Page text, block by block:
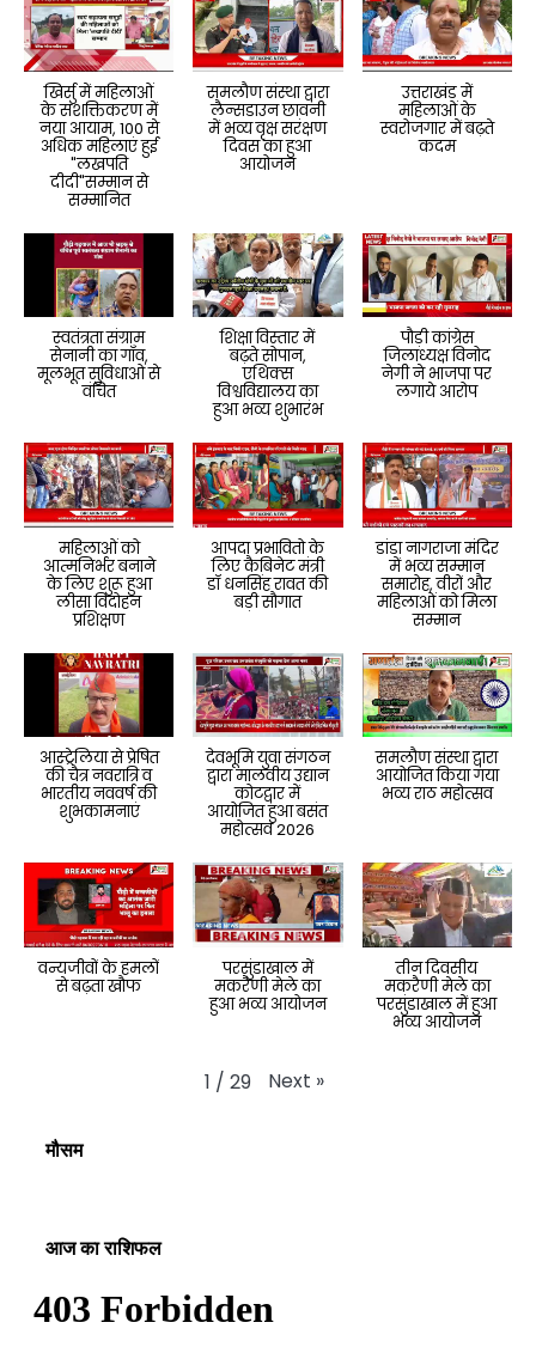
खिर्सु में महिलाओं
के सशक्तिकरण में
नया आयाम, 100 से
अधिक महिलाएं हुई
"लखपति
दीदी"सम्मान से
सम्मानित
समलौण संस्था द्वारा
लैन्सडाउन छावनी
में भव्य वृक्ष सरंक्षण
दिवस का हुआ
आयोजन
उत्तराखंड में
महिलाओं के
स्वरोजगार में बढ़ते
कदम
स्वतंत्रता संग्राम
सेनानी का गाँव,
मूलभूत सुविधाओं से
वंचित
शिक्षा विस्तार में
बढ़ते सोपान,
एथिक्स
विश्वविद्यालय का
हुआ भव्य शुभारंभ
पौड़ी कांग्रेस
जिलाध्यक्ष विनोद
नेगी ने भाजपा पर
लगाये आरोप
महिलाओं को
आत्मनिर्भर बनाने
के लिए शुरू हुआ
लीसा विदोहन
प्रशिक्षण
आपदा प्रभावितो के
लिए कैबिनेट मंत्री
डॉ धनसिंह रावत की
बड़ी सौगात
डांडा नागराजा मंदिर
में भव्य सम्मान
समारोह, वीरों और
महिलाओं को मिला
सम्मान
आस्ट्रेलिया से प्रेषित
की चैत्र नवरात्रि व
भारतीय नववर्ष की
शुभकामनाएं
देवभूमि युवा संगठन
द्वारा मालवीय उद्यान
कोटद्वार में
आयोजित हुआ बसंत
महोत्सव 2026
समलौण संस्था द्वारा
आयोजित किया गया
भव्य राठ महोत्सव
वन्यजीवों के हमलों
से बढ़ता खौफ
परसुंडाखाल में
मकरैणी मेले का
हुआ भव्य आयोजन
तीन दिवसीय
मकरैणी मेले का
परसुंडाखाल में हुआ
भव्य आयोजन
1 / 29 Next »
मौसम
आज का राशिफल